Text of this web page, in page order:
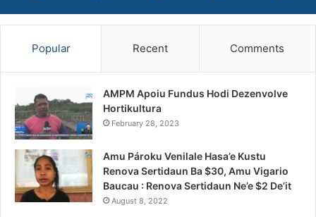
Popular Recent Comments
AMPM Apoiu Fundus Hodi Dezenvolve
Hortikultura
February 28, 2023
Amu Pároku Venilale Hasa’e Kustu
Renova Sertidaun Ba $30, Amu Vigario
Baucau : Renova Sertidaun Ne’e $2 De’it
August 8, 2022